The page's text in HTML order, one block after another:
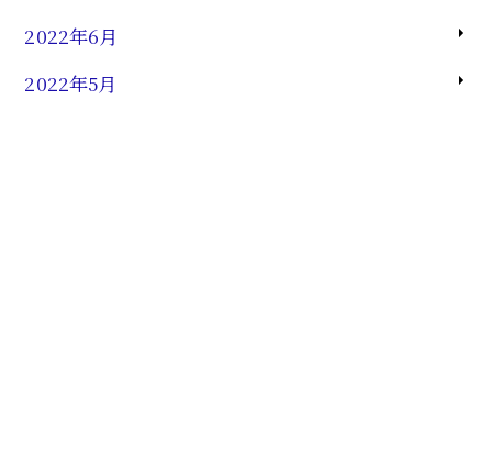
2022年6月
2022年5月